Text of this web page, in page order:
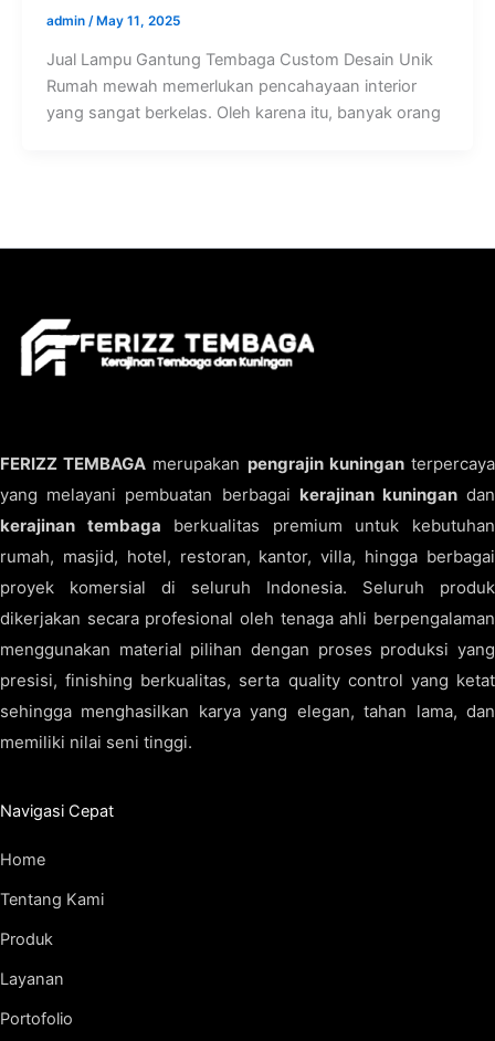
admin /May 11, 2025
Jual Lampu Gantung Tembaga Custom Desain Unik
Rumah mewah memerlukan pencahayaan interior
yang sangat berkelas. Oleh karena itu, banyak orang
FERIZZ TEMBAGA merupakan pengrajin kuninganterpercaya
yang melayani pembuatan berbagai kerajinan kuningandan
kerajinan tembaga berkualitas premium untuk kebutuhan
rumah, masjid, hotel, restoran, kantor, villa, hingga berbagai
proyek komersial di seluruh Indonesia. Seluruh produk
dikerjakan secara profesional oleh tenaga ahli berpengalaman
menggunakan material pilihan dengan proses produksi yang
presisi, finishing berkualitas, serta quality control yang ketat
sehingga menghasilkan karya yang elegan, tahan lama, dan
memiliki nilai seni tinggi.
Navigasi Cepat
Home
Tentang Kami
Produk
Layanan
Portofolio